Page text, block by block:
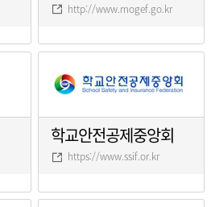
http://www.mogef.go.kr
학교안전공제중앙회
https://www.ssif.or.kr